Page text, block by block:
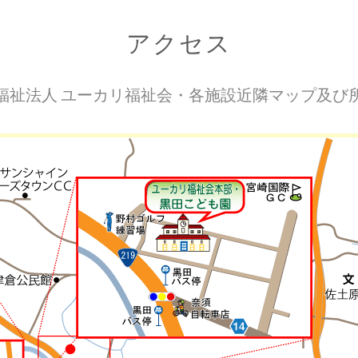
アクセス
祉法人 ユーカリ福祉会・各施設近隣マップ及び